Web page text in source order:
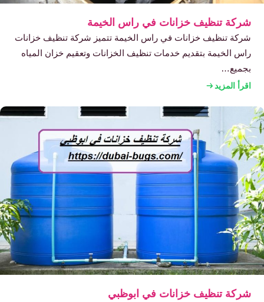
شركة تنظيف خزانات في راس الخيمة
شركة تنظيف خزانات في راس الخيمة تتميز شركة تنظيف خزانات
راس الخيمة بتقديم خدمات تنظيف الخزانات وتعقيم خزان المياه
بجميع…
اقرأ المزيد
شركة تنظيف خزانات في ابوظبي